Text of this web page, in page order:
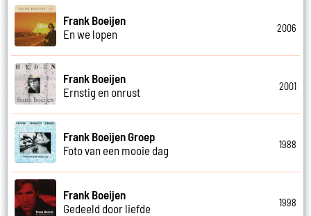
Frank Boeijen
En we lopen
2006
Frank Boeijen
Ernstig en onrust
2001
Frank Boeijen Groep
Foto van een mooie dag
1988
Frank Boeijen
Gedeeld door liefde
1998